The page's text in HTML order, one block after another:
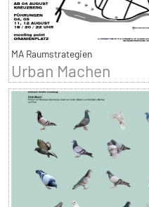
MA Raumstrategien
Urban Machen